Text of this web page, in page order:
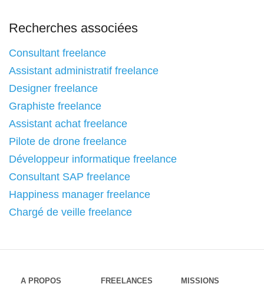
Recherches associées
Consultant freelance
Assistant administratif freelance
Designer freelance
Graphiste freelance
Assistant achat freelance
Pilote de drone freelance
Développeur informatique freelance
Consultant SAP freelance
Happiness manager freelance
Chargé de veille freelance
A PROPOS FREELANCES MISSIONS